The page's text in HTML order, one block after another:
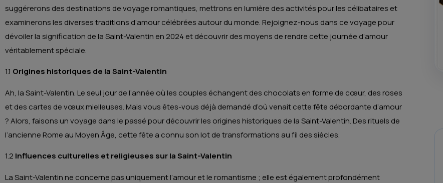
suggérerons des destinations de voyage romantiques, mettrons en lumière des activités pour les célibataires et
examinerons les diverses traditions d’amour célébrées autour du monde. Rejoignez-nous dans ce voyage pour
dévoiler la signification de la Saint-Valentin en 2024 et découvrir des moyens de rendre cette journée d’amour
véritablement spéciale.
1.1 Origines historiques de la Saint-Valentin
Ah, la Saint-Valentin. Le seul jour de l’année où les couples échangent des chocolats en forme de cœur, des roses
et des cartes de vœux mielleuses. Mais vous êtes-vous déjà demandé d’où venait cette fête débordante d’amour
? Alors, faisons un voyage dans le passé pour découvrir les origines historiques de la Saint-Valentin. Des rituels de
l’ancienne Rome au Moyen Âge, cette fête a connu son lot de transformations au fil des siècles.
1.2 Influences culturelles et religieuses sur la Saint-Valentin
La Saint-Valentin ne concerne pas uniquement l’amour et le romantisme ; elle est également profondément